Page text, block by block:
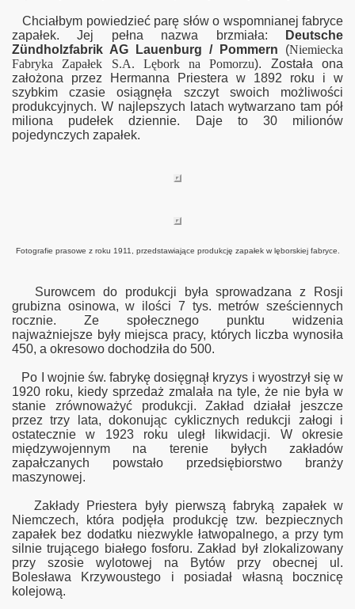
Chciałbym powiedzieć parę słów o wspomnianej fabryce
zapałek. Jej pełna nazwa brzmiała:
Deutsche
Zündholzfabrik AG Lauenburg / Pommern (Niemiecka
Fabryka Zapałek S.A. Lębork na Pomorzu). Została ona
założona przez Hermanna Priestera w 1892 roku i w
szybkim czasie osiągnęła szczyt swoich możliwości
produkcyjnych. W najlepszych latach wytwarzano tam pół
miliona pudełek dziennie. Daje to 30 milionów
pojedynczych zapałek.
Fotografie prasowe z roku 1911, przedstawiające produkcję zapałek w lęborskiej fabryce.
Surowcem do produkcji była sprowadzana z Rosji
grubizna osinowa, w ilości 7 tys. metrów sześciennych
rocznie. Ze społecznego punktu widzenia
najważniejsze były miejsca pracy, których liczba wynosiła
450, a okresowo dochodziła do 500.
Po I wojnie św. fabrykę dosięgnął kryzys i wyostrzył się w
1920 roku, kiedy sprzedaż zmalała na tyle, że nie była w
stanie zrównoważyć produkcji. Zakład działał jeszcze
przez trzy lata, dokonując cyklicznych redukcji załogi i
ostatecznie w 1923 roku uległ likwidacji. W okresie
międzywojennym na terenie byłych zakładów
zapałczanych powstało przedsiębiorstwo branży
maszynowej.
Zakłady Priestera były pierwszą fabryką zapałek w
Niemczech, która podjęła produkcję tzw. bezpiecznych
zapałek bez dodatku niezwykle łatwopalnego, a przy tym
silnie trującego białego fosforu. Zakład był zlokalizowany
przy szosie wylotowej na Bytów przy obecnej ul.
Bolesława Krzywoustego i posiadał własną bocznicę
kolejową.